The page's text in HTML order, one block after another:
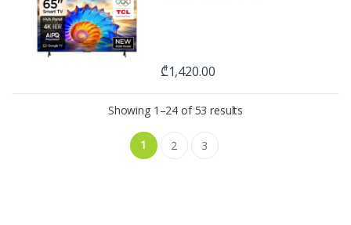
₾1,420.00
Showing 1–24 of 53 results
1 2 3